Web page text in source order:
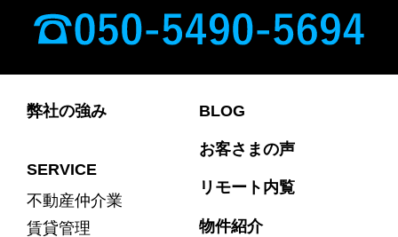
弊社の強み
SERVICE
不動産仲介業
賃貸管理
BLOG
お客さまの声
リモート内覧
物件紹介